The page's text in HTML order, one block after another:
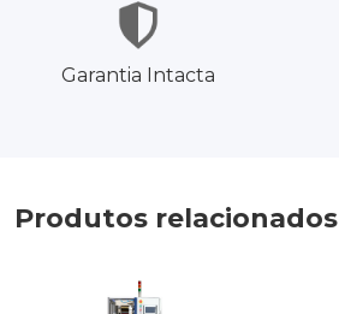
Garantia Intacta
Produtos relacionados